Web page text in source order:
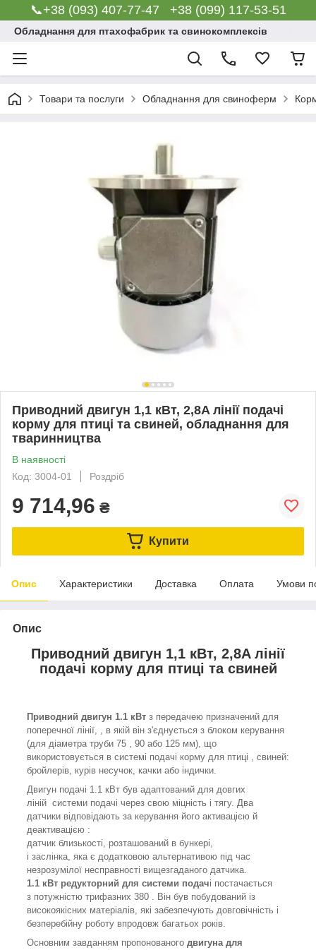
📞+38 (093) 407-77-47 +38 (099) 117-53-51
Обладнання для птахофабрик та свинокомплексів
Товари та послуги Обладнання для свиноферм
Приводний двигун 1,1 кВт, 2,8A лінії подачі
корму для птиці та свиней, обладнання для
тваринництва
В наявності
Код: 3004-01
Роздріб
9 714,96 ₴
Купити
Опис Характеристики Доставка Оплата Умови
Опис
Приводний двигун 1,1 кВт, 2,8A лінії
подачі корму для птиці та свиней
Приводний двигун 1.1 кВт з передачею призначений для
поперечної лінії, , в якій він з'єднується з блоком керування
(для діаметра труби 75 , 90 або 125 мм), що
використовується в системі подачі корму для птиці , свиней:
бройлерів, курів несучок, качки або індички.
Двигун подачі 1.1 кВт був адаптований для довгих
ліній системи подачі через свою міцність і тягу. Два
датчики відповідають за керування його активацією й
деактивацією :
датчик близькості, розташований в бункері,
і заслінка, яка є додатковою альтернативою під час
незрозумілої несправності вищезгаданого датчика.
1.1 кВт редукторний для системи подачі постачається
з потужністю трифазних 380 . Він був побудований із
високоякісних матеріалів, які забезпечують довговічність і
безперебійну роботу впродовж багатьох років.
Основним завданням пропонованого двигуна для